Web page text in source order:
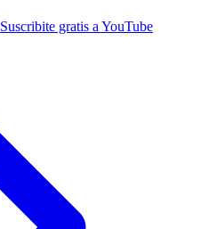
Suscribite gratis a YouTube